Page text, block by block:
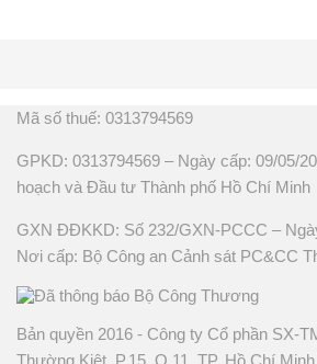
Mã số thuế: 0313794569
GPKD: 0313794569 – Ngày cấp: 09/05/
hoạch và Đầu tư Thành phố Hồ Chí Minh
GXN ĐĐKKD: Số 232/GXN-PCCC –
Nơi cấp: Bộ Công an Cảnh sát PC&CC
Bản quyền 2016 - Công ty Cổ phần SX-
Thường Kiệt, P.15, Q.11, TP. Hồ Chí